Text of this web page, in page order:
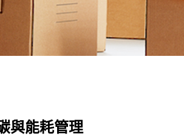
與能耗管理